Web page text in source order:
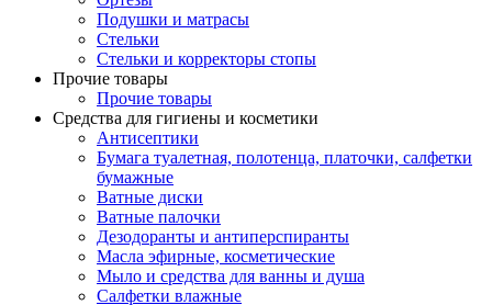
Подушки и матрасы
Стельки
Стельки и корректоры стопы
Прочие товары
Прочие товары
Средства для гигиены и косметики
Антисептики
Бумага туалетная, полотенца, платочки, салфетки
бумажные
Ватные диски
Ватные палочки
Дезодоранты и антиперспиранты
Масла эфирные, косметические
Мыло и средства для ванны и душа
Салфетки влажные